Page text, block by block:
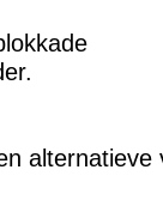
alternatieve